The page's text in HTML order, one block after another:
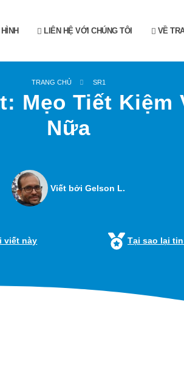
LIÊN HỆ VỚI CHÚNG TÔI VỀ
TRANG CHỦ SR1
Mẹo Tiết Kiệm
Nữa
Viết bởi Gelson L.
viết này Tại sao lại